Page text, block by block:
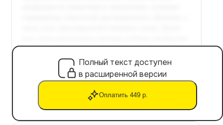
Полный текст доступен
в расширенной версии
Оплатить 449 р.